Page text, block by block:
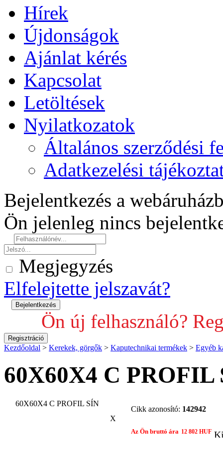
Hírek
Újdonságok
Ajánlat kérés
Kapcsolat
Letöltések
Nyilatkozatok
Általános szerződési
Adatkezelési
Bejelentkezés a
Ön jelenleg nincs
Megjegyzés
Elfelejtette jelszavát?
Ön új felhasználó?
Kezdőoldal > Kerekek, görgők > Kaputechnikai termékek > Egyéb
60X60X4 C PROFIL
X
60X60X4 C PROFIL SÍN
Cikk azonosító: 142942
Az Ön bruttó ára 12 802 HUF